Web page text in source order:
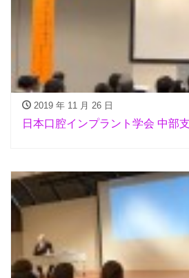
2019 年 11 月 26 日
日本口腔インプラント学会 中部